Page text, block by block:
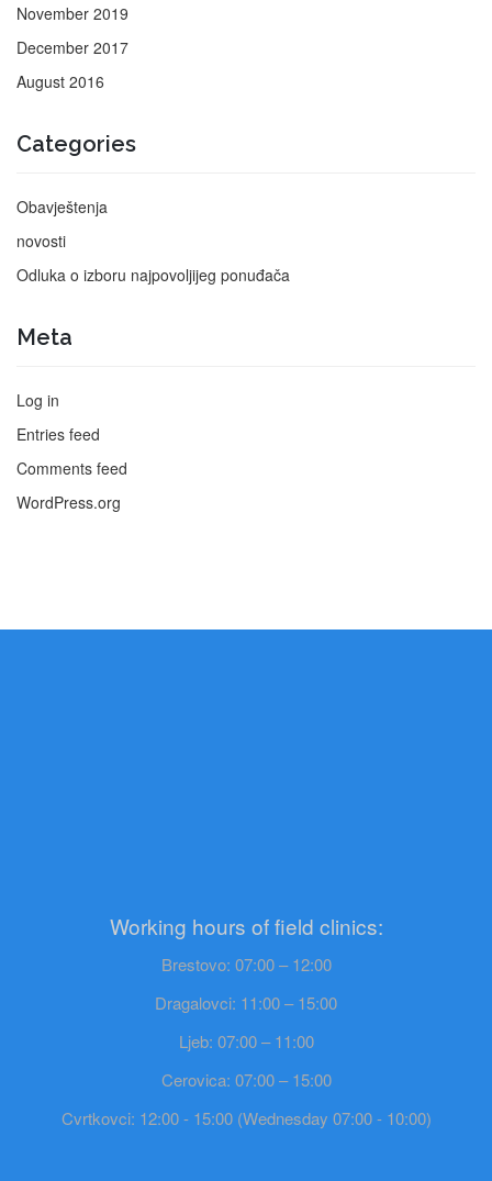
November 2019
December 2017
August 2016
Categories
Obavještenja
novosti
Odluka o izboru najpovoljijeg ponuđača
Meta
Log in
Entries feed
Comments feed
WordPress.org
Working hours of field clinics:
Brestovo: 07:00 – 12:00
Dragalovci: 11:00 – 15:00
Ljeb: 07:00 – 11:00
Cerovica: 07:00 – 15:00
Cvrtkovci: 12:00 - 15:00 (Wednesday 07:00 - 10:00)